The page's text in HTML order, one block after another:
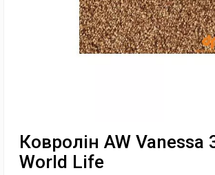
Ковролін AW Vanessa
World Life